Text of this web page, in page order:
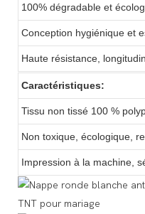
100% dégradable et
Conception hygiénique et
Haute résistance,
Caractéristiques:
Tissu non tissé 100 %
Non toxique, écologique,
Impression à la machine,